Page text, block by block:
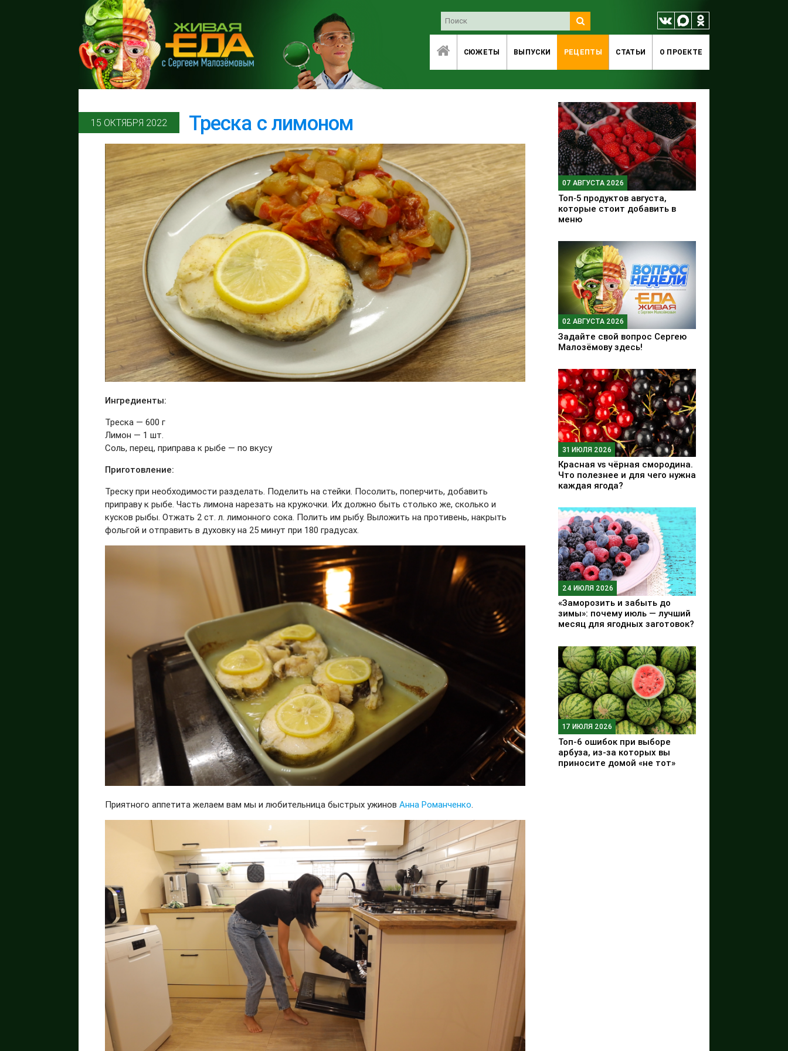
СЮЖЕТЫ ВЫПУСКИ РЕЦЕПТЫ СТАТЬИ O ПРОЕКТЕ
15 ОКТЯБРЯ 2022 Треска с лимоном
Ингредиенты:
Треска — 600 г
Лимон — 1 шт.
Соль, перец, приправа к рыбе — по вкусу
Приготовление:
Треску при необходимости разделать. Поделить на стейки. Посолить, поперчить, добавить
приправу к рыбе. Часть лимона нарезать на кружочки. Их должно быть столько же, сколько и
кусков рыбы. Отжать 2 ст. л. лимонного сока. Полить им рыбу. Выложить на противень, накрыть
фольгой и отправить в духовку на 25 минут при 180 градусах.
Приятного аппетита желаем вам мы и любительница быстрых ужиновАнна Романченко
07 АВГУСТА 2026
Топ‑5 продуктов августа,
которые стоит добавить в
меню
02 АВГУСТА 2026
Задайте свой вопрос Сергею
Малозёмову здесь!
31 ИЮЛЯ 2026
Красная vs чёрная смородина.
Что полезнее и для чего нужна
каждая ягода?
24 ИЮЛЯ 2026
«Заморозить и забыть до
зимы»: почему июль — лучший
месяц для ягодных заготовок?
17 ИЮЛЯ 2026
Топ-6 ошибок при выборе
арбуза, из-за которых вы
приносите домой «не тот»